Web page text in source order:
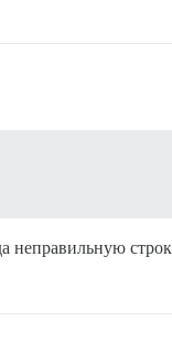
неправильную